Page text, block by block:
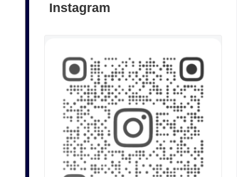
Instagram